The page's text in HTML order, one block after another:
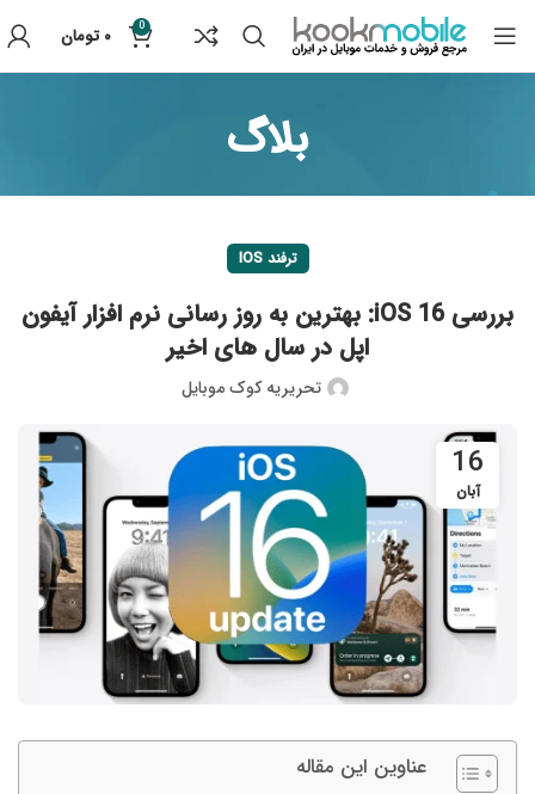
0 ۰ تومان
بلاگ
ترفند IOS
بررسی iOS 16: بهترین به روز رسانی نرم افزار آیفون
اپل در سال های اخیر
تحریریه کوک موبایل
16
آبان
عناوین این مقاله